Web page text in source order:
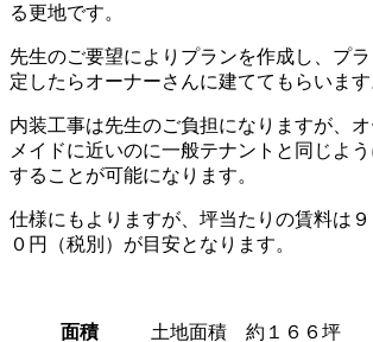
る更地です。
先生のご要望によりプランを作成し、プ
定したらオーナーさんに建ててもらいます
内装工事は先生のご負担になりますが、
メイドに近いのに一般テナントと同じよ
することが可能になります。
仕様にもよりますが、坪当たりの賃料は９
０円（税別）が目安となります。
面積
土地面積 約１６６坪